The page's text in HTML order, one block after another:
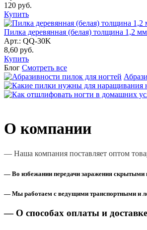
120 руб.
Купить
Пилка деревянная (белая) толщина 1,2
Арт.: QQ-30K
8,60 руб.
Купить
Блог Смотреть все
О компании
— Наша компания поставляет оптом
— Во избежании передачи заражения скрытыми
— Мы работаем с ведущими транспортными и
— О способах оплаты и